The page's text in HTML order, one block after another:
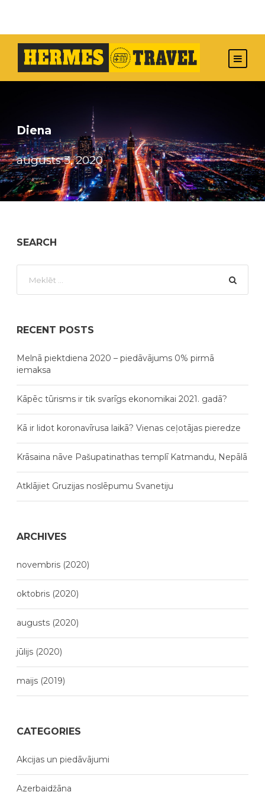
Diena
augusts 3, 2020
SEARCH
RECENT POSTS
Melnā piektdiena 2020 – piedāvājums 0% pirmā
iemaksa
Kāpēc tūrisms ir tik svarīgs ekonomikai 2021. gadā?
Kā ir lidot koronavīrusa laikā? Vienas ceļotājas pieredze
Krāsaina nāve Pašupatinathas templī Katmandu, Nepālā
Atklājiet Gruzijas noslēpumu Svanetiju
ARCHIVES
novembris (2020)
oktobris (2020)
augusts (2020)
jūlijs (2020)
maijs (2019)
CATEGORIES
Akcijas un piedāvājumi
Azerbaidžāna